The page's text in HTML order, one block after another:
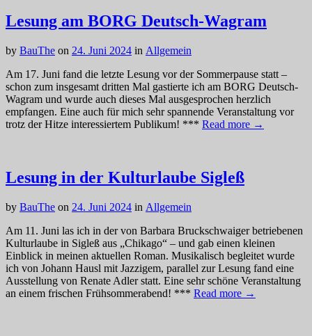
Lesung am BORG Deutsch-Wagram
by BauThe on 24. Juni 2024 in Allgemein
Am 17. Juni fand die letzte Lesung vor der Sommerpause statt –
schon zum insgesamt dritten Mal gastierte ich am BORG Deutsch-
Wagram und wurde auch dieses Mal ausgesprochen herzlich
empfangen. Eine auch für mich sehr spannende Veranstaltung vor
trotz der Hitze interessiertem Publikum! *** Read more →
Lesung in der Kulturlaube Sigleß
by BauThe on 24. Juni 2024 in Allgemein
Am 11. Juni las ich in der von Barbara Bruckschwaiger betriebenen
Kulturlaube in Sigleß aus „Chikago“ – und gab einen kleinen
Einblick in meinen aktuellen Roman. Musikalisch begleitet wurde
ich von Johann Hausl mit Jazzigem, parallel zur Lesung fand eine
Ausstellung von Renate Adler statt. Eine sehr schöne Veranstaltung
an einem frischen Frühsommerabend! *** Read more →